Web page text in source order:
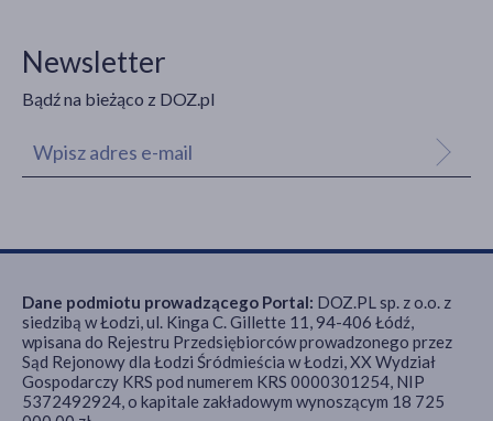
Newsletter
Bądź na bieżąco z DOZ.pl
Dane podmiotu prowadzącego Portal: DOZ.PL sp. z o.o. z
siedzibą w Łodzi, ul. Kinga C. Gillette 11, 94-406 Łódź,
wpisana do Rejestru Przedsiębiorców prowadzonego przez
Sąd Rejonowy dla Łodzi Śródmieścia w Łodzi, XX Wydział
Gospodarczy KRS pod numerem KRS 0000301254, NIP
5372492924, o kapitale zakładowym wynoszącym 18 725